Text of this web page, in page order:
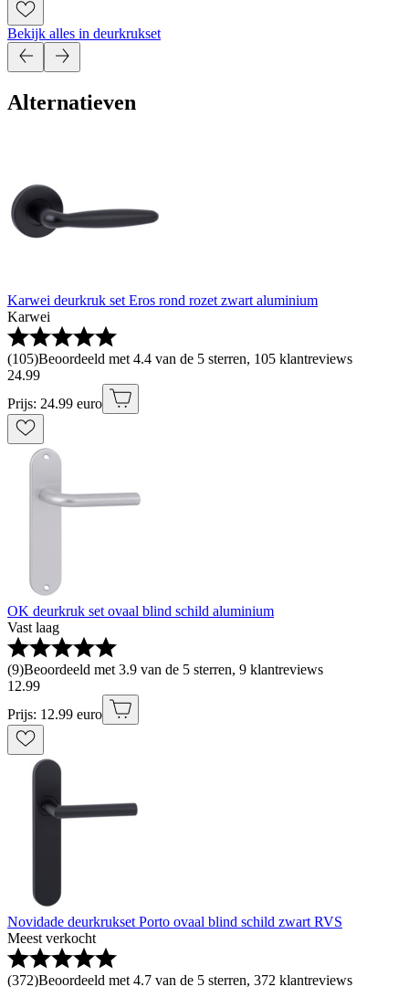
Bekijk alles in deurkrukset
Alternatieven
Karwei deurkruk set Eros rond rozet zwart aluminium
Karwei
(105)Beoordeeld met 4.4 van de 5 sterren, 105 klantreviews
24.99
Prijs: 24.99 euro
OK deurkruk set ovaal blind schild aluminium
Vast laag
(9)Beoordeeld met 3.9 van de 5 sterren, 9 klantreviews
12.99
Prijs: 12.99 euro
Novidade deurkrukset Porto ovaal blind schild zwart RVS
Meest verkocht
(372)Beoordeeld met 4.7 van de 5 sterren, 372 klantreviews